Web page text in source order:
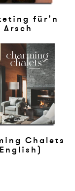
für’n
Arsch
Cha­lets